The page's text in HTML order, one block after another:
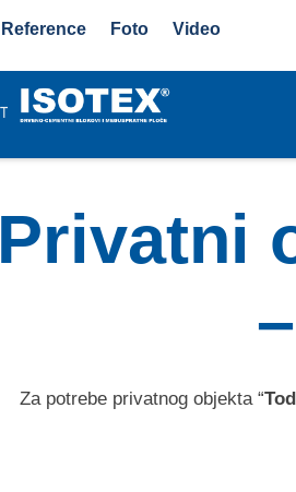
Reference Foto Video
Privatni
Za potrebe privatnog objekta “